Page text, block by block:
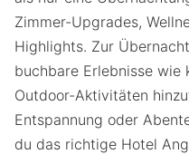
Zimmer-Upgrades,
Highlights. Zur
buchbare Erlebnisse wie
Outdoor-Aktivitäten
Entspannung oder
du das richtige Hotel